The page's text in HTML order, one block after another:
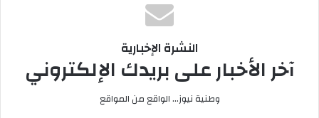
النشرة الإخبارية
آخر الأخبار على بريدك الإلكتروني
وطنية نيوز... الواقع من المواقع